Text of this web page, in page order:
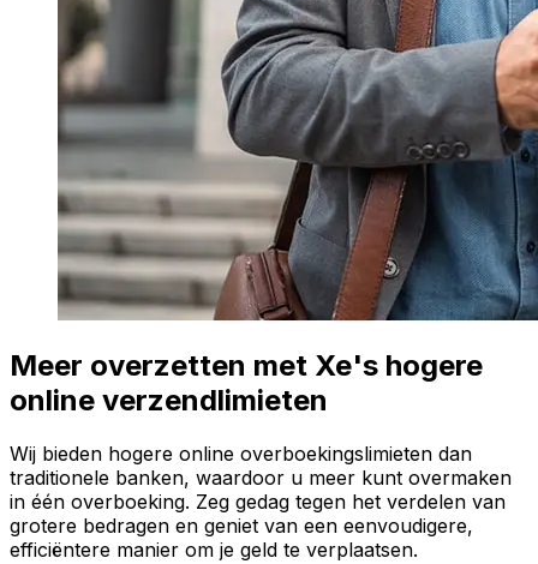
Meer overzetten met Xe's hogere
online verzendlimieten
Wij bieden hogere online overboekingslimieten dan
traditionele banken, waardoor u meer kunt overmaken
in één overboeking. Zeg gedag tegen het verdelen van
grotere bedragen en geniet van een eenvoudigere,
efficiëntere manier om je geld te verplaatsen.